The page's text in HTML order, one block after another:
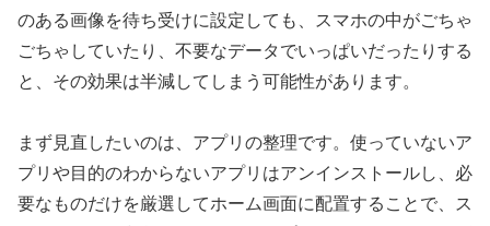
のある画像を待ち受けに設定しても、スマホの中がごちゃ
ごちゃしていたり、不要なデータでいっぱいだったりする
と、その効果は半減してしまう可能性があります。
まず見直したいのは、アプリの整理です。使っていないア
プリや目的のわからないアプリはアンインストールし、必
要なものだけを厳選してホーム画面に配置することで、ス